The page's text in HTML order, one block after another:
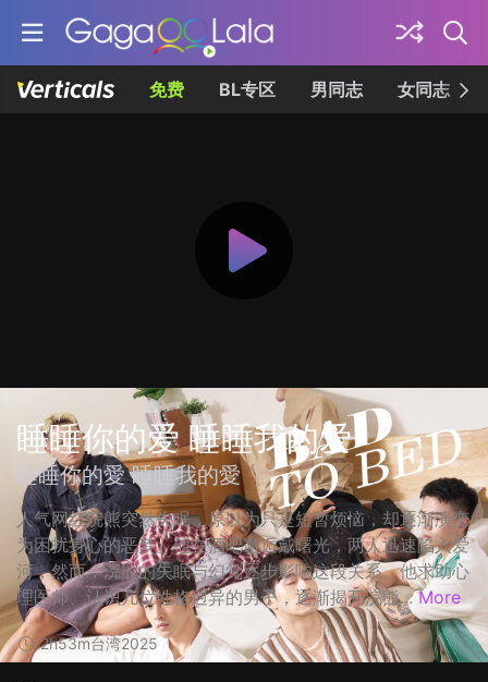
免费 BL专区 男同志 女同志
睡睡你的爱 睡睡我的爱
睡睡你的愛 睡睡我的愛
人气网红浣熊突然失眠，原以为只是短暂烦恼，却逐渐演变
为困扰身心的恶梦。他在酒吧邂逅戴曙光，两人迅速陷入爱
河，然而，浣熊的失眠与幻觉逐步影响这段关系。他求助心
理医师、认识几位性格迥异的男子，逐渐揭开浣熊... More
2h53m台湾2025